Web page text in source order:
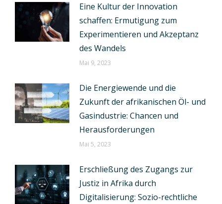
Eine Kultur der Innovation
schaffen: Ermutigung zum
Experimentieren und Akzeptanz
des Wandels
Mai 9, 2023
Die Energiewende und die
Zukunft der afrikanischen Öl- und
Gasindustrie: Chancen und
Herausforderungen
Mai 5, 2023
Erschließung des Zugangs zur
Justiz in Afrika durch
Digitalisierung: Sozio-rechtliche